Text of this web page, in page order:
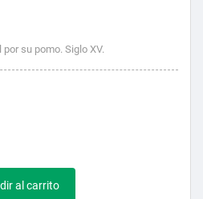
su pomo. Siglo XV.
al carrito